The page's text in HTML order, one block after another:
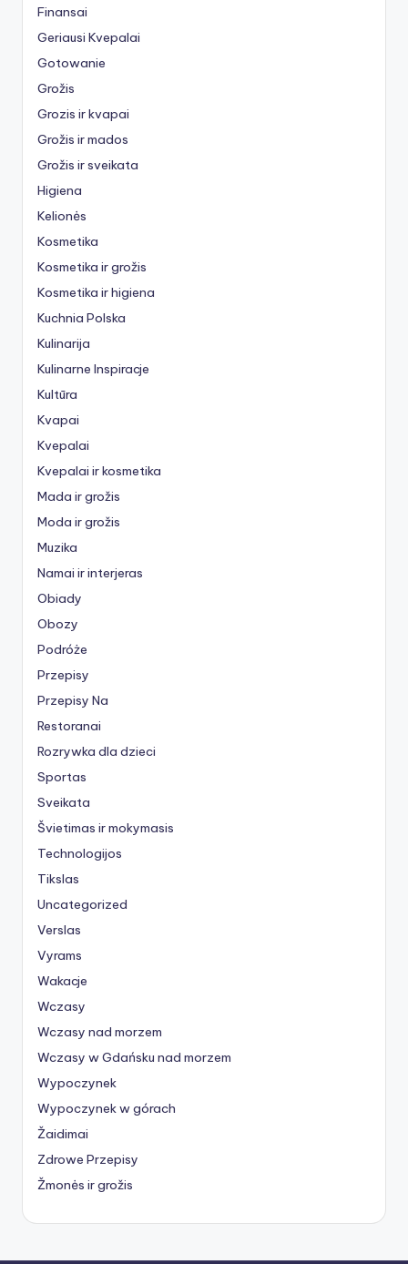
Finansai
Geriausi Kvepalai
Gotowanie
Grožis
Grozis ir kvapai
Grožis ir mados
Grožis ir sveikata
Higiena
Kelionės
Kosmetika
Kosmetika ir grožis
Kosmetika ir higiena
Kuchnia Polska
Kulinarija
Kulinarne Inspiracje
Kultūra
Kvapai
Kvepalai
Kvepalai ir kosmetika
Mada ir grožis
Moda ir grožis
Muzika
Namai ir interjeras
Obiady
Obozy
Podróże
Przepisy
Przepisy Na
Restoranai
Rozrywka dla dzieci
Sportas
Sveikata
Švietimas ir mokymasis
Technologijos
Tikslas
Uncategorized
Verslas
Vyrams
Wakacje
Wczasy
Wczasy nad morzem
Wczasy w Gdańsku nad morzem
Wypoczynek
Wypoczynek w górach
Žaidimai
Zdrowe Przepisy
Žmonės ir grožis